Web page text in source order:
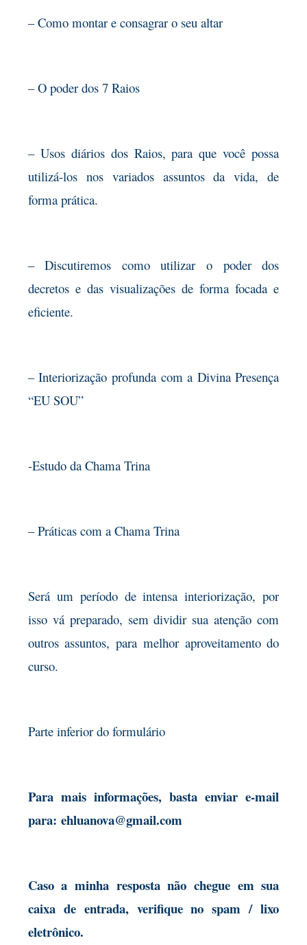
– Como montar e consagrar o seu altar
– O poder dos 7 Raios
– Usos diários dos Raios, para que você possa
utilizá-los nos variados assuntos da vida, de
forma prática.
– Discutiremos como utilizar o poder dos
decretos e das visualizações de forma focada e
eficiente.
– Interiorização profunda com a Divina Presença
“EU SOU”
-Estudo da Chama Trina
– Práticas com a Chama Trina
Será um período de intensa interiorização, por
isso vá preparado, sem dividir sua atenção com
outros assuntos, para melhor aproveitamento do
curso.
Parte inferior do formulário
Para mais informações, basta enviar e-mail
para: ehluanova@gmail.com
Caso a minha resposta não chegue em sua
caixa de entrada, verifique no spam / lixo
eletrônico.